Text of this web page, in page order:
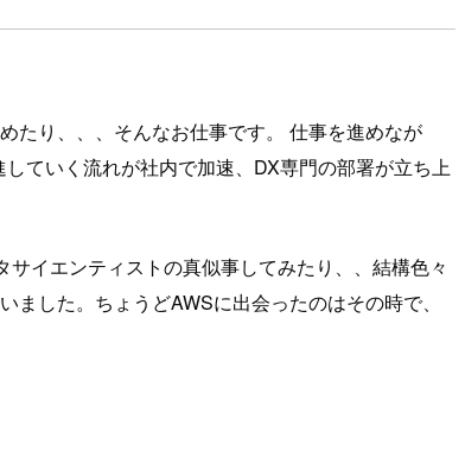
たり、、、そんなお仕事です。 仕事を進めなが
ていく流れが社内で加速、DX専門の部署が立ち上
イエンティストの真似事してみたり、、結構色々
した。ちょうどAWSに出会ったのはその時で、